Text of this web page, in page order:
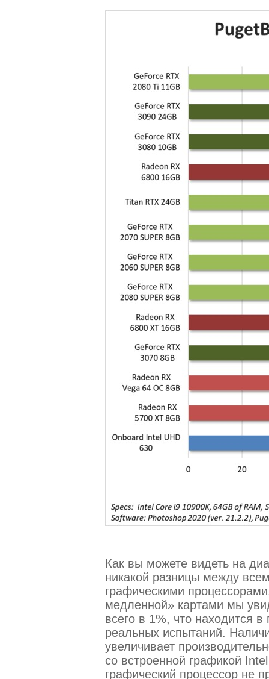
Как вы можете видеть на
никакой разницы между
графическими
медленной» картами мы
всего в 1%, что находится
реальных испытаний.
увеличивает
со встроенной графикой
графический процессор не